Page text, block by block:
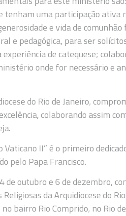
uma participação ativa
e vida de
e pedagógica, para ser
de catequese;
onde for necessário e
do Rio de Janeiro,
colaborando assim
II” é o primeiro
pelo Papa Francisco.
de outubro e 6 de dezembro,
da Arquidiocese do
bairro Rio Comprido, no Rio